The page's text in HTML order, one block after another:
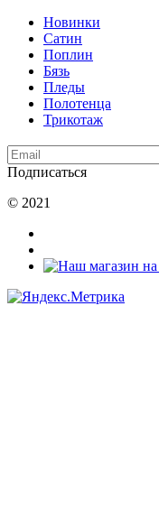
Новинки
Сатин
Поплин
Бязь
Пледы
Полотенца
Трикотаж
Подписаться
© 2021